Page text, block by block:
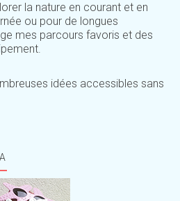
la nature en courant et en
ou pour de longues
mes parcours favoris et des
idées accessibles sans